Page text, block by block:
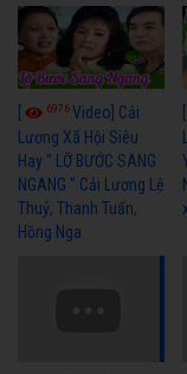
6976Video] Cải
Lương Xã Hội Siêu
Hay " LỠ BƯỚC SANG
NGANG " Cải Lương Lệ
Thuỷ, Thanh Tuấn,
Hồng Nga